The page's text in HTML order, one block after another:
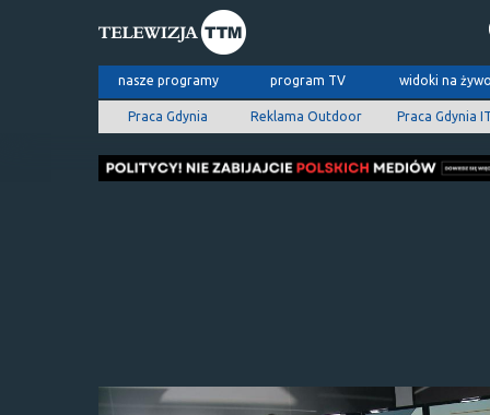
nasze programy program TV widoki na
Praca Gdynia Reklama Outdoor Praca Gdynia